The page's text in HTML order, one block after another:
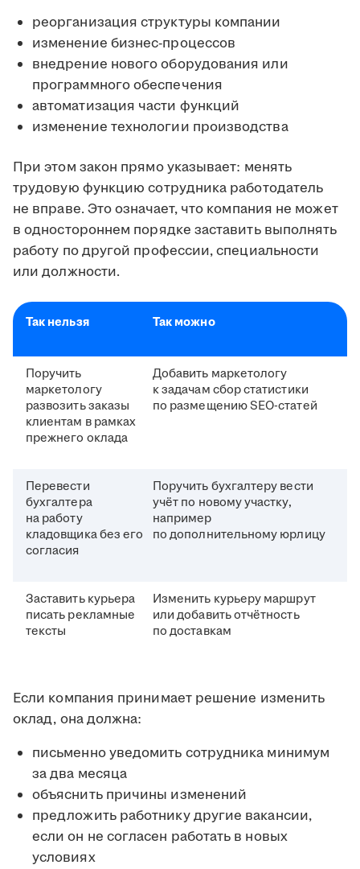
реорганизация структуры компании
изменение бизнес-процессов
внедрение нового оборудования или
программного обеспечения
автоматизация части функций
изменение технологии производства
При этом закон прямо указывает: менять
трудовую функцию сотрудника работодатель
не вправе. Это означает, что компания не может
в одностороннем порядке заставить выполнять
работу по другой профессии, специальности
или должности.
Так нельзя Так можно
Поручить
маркетологу
развозить заказы
клиентам в рамках
прежнего оклада
Добавить маркетологу
к задачам сбор статистики
по размещению SEO-статей
Перевести
бухгалтера
на работу
кладовщика без его
согласия
Поручить бухгалтеру вести
учёт по новому участку,
например
по дополнительному юрлицу
Заставить курьера
писать рекламные
тексты
Изменить курьеру маршрут
или добавить отчётность
по доставкам
Если компания принимает решение изменить
оклад, она должна:
письменно уведомить сотрудника минимум
за два месяца
объяснить причины изменений
предложить работнику другие вакансии,
если он не согласен работать в новых
условиях